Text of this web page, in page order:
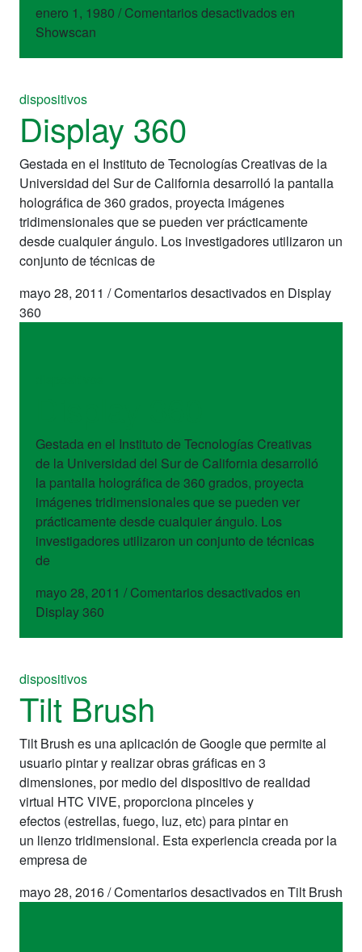
enero 1, 1980 / Comentarios desactivadosen
Showscan
dispositivos
Display 360
Gestada en el Instituto de Tecnologías Creativas de la
Universidad del Sur de California desarrolló la pantalla
holográfica de 360 grados, proyecta imágenes
tridimensionales que se pueden ver prácticamente
desde cualquier ángulo. Los investigadores utilizaron un
conjunto de técnicas de
mayo 28, 2011 /Comentarios desactivadosen Display
360
Gestada en el Instituto de Tecnologías Creativas
de la Universidad del Sur de California desarrolló
la pantalla holográfica de 360 grados, proyecta
imágenes tridimensionales que se pueden ver
prácticamente desde cualquier ángulo. Los
investigadores utilizaron un conjunto de técnicas
de
mayo 28, 2011 / Comentarios desactivadosen
Display 360
dispositivos
Tilt Brush
Tilt Brush es una aplicación de Google que permite al
usuario pintar y realizar obras gráficas en 3
dimensiones, por medio del dispositivo de realidad
virtual HTC VIVE, proporciona pinceles y
efectos (estrellas, fuego, luz, etc) para pintar en
un lienzo tridimensional. Esta experiencia creada por la
empresa de
mayo 28, 2016/Comentarios desactivadosen Tilt Brush